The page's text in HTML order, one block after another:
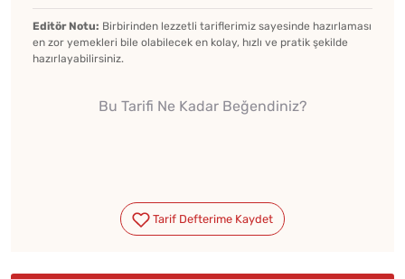
Editör Notu: Birbirinden lezzetli tariflerimiz sayesinde hazırlaması
en zor yemekleri bile olabilecek en kolay, hızlı ve pratik şekilde
hazırlayabilirsiniz.
Bu Tarifi Ne Kadar Beğendiniz?